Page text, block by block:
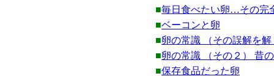
■毎日食べたい卵…その完
■ベーコンと卵
■卵の常識 （その誤解を解
■卵の常識 （その２） 昔
■保存食品だった卵